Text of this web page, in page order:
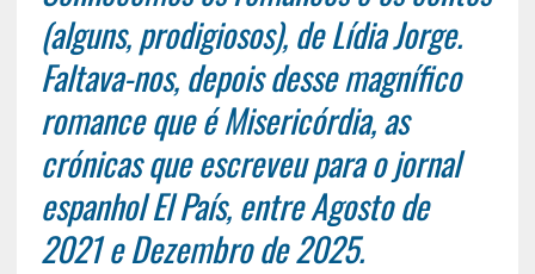
(alguns, prodigiosos), de Lídia Jorge.
Faltava-nos, depois desse magnífico
romance que é Misericórdia, as
crónicas que escreveu para o jornal
espanhol El País, entre Agosto de
2021 e Dezembro de 2025.